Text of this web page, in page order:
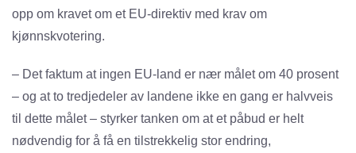
opp om kravet om et EU-direktiv med krav om
kjønnskvotering.
– Det faktum at ingen EU-land er nær målet om 40 prosent
– og at to tredjedeler av landene ikke en gang er halvveis
til dette målet – styrker tanken om at et påbud er helt
nødvendig for å få en tilstrekkelig stor endring,